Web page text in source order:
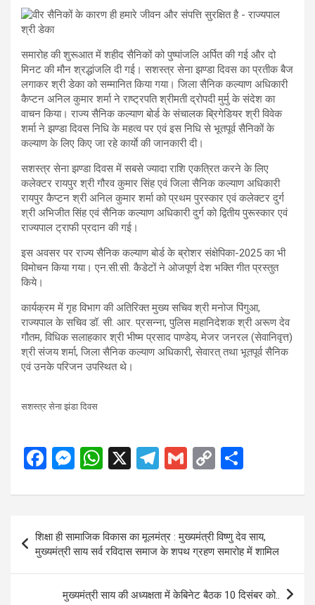
समारोह की शुरूआत में शहीद सैनिकों को पुष्पांजलि अर्पित की गई और दो
मिनट की मौन श्रद्धांजलि दी गई। सशस्त्र सेना झण्डा दिवस का प्रतीक बैज
लगाकर श्री डेका को सम्मानित किया गया। जिला सैनिक कल्याण अधिकारी
कैप्टन अनिल कुमार शर्मा ने राष्ट्रपति श्रीमती द्रोपदी मुर्मु के संदेश का
वाचन किया। राज्य सैनिक कल्याण बोर्ड के संचालक ब्रिगेडियर श्री विवेक
शर्मा ने झण्डा दिवस निधि के महत्व पर एवं इस निधि से भूतपूर्व सैनिकों के
कल्याण के लिए किए जा रहे कार्याे की जानकारी दी।
सशस्त्र सेना झण्डा दिवस में सबसे ज्यादा राशि एकत्रित करने के लिए
कलेक्टर रायपुर श्री गौरव कुमार सिंह एवं जिला सैनिक कल्याण अधिकारी
रायपुर कैप्टन श्री अनिल कुमार शर्मा को प्रथम पुरस्कार एवं कलेक्टर दुर्ग
श्री अभिजीत सिंह एवं सैनिक कल्याण अधिकारी दुर्ग को द्वितीय पुरूस्कार एवं
राज्यपाल ट्राफी प्रदान की गई।
इस अवसर पर राज्य सैनिक कल्याण बोर्ड के ब्रोशर संक्षेपिका-2025 का भी
विमोचन किया गया। एन.सी.सी. कैडेटों ने ओजपूर्ण देश भक्ति गीत प्रस्तुत
किये।
कार्यक्रम में गृह विभाग की अतिरिक्त मुख्य सचिव श्री मनोज पिंगुआ,
राज्यपाल के सचिव डॉ. सी. आर. प्रसन्ना, पुलिस महानिदेशक श्री अरूण देव
गौतम, विधिक सलाहकार श्री भीष्म प्रसाद पाण्डेय, मेजर जनरल (सेवानिवृत्त)
श्री संजय शर्मा, जिला सैनिक कल्याण अधिकारी, सेवारत् तथा भूतपूर्व सैनिक
एवं उनके परिजन उपस्थित थे।
सशस्त्र सेना झंडा दिवस
F
ce
b
o
o
M
se
n
g
er
W
at
s
A
p
p
X
T
e
gr
a
m
G
ail
C
py
Li
n
k
ar
navigation
शिक्षा ही सामाजिक विकास का मूलमंत्र : मुख्यमंत्री विष्णु देव साय,
मुख्यमंत्री साय सर्व रविदास समाज के शपथ ग्रहण समारोह में शामिल
मुख्यमंत्री साय की अध्यक्षता में केबिनेट बैठक 10 दिसंबर को..